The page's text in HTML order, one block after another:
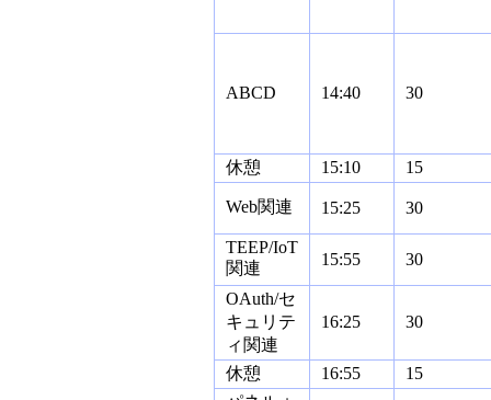
ABCD 14:40 30
休憩 15:10 15
Web関連 15:25 30
TEEP/IoT
関連
15:55 30
OAuth/セ
キュリテ
ィ関連
16:25 30
休憩 16:55
15